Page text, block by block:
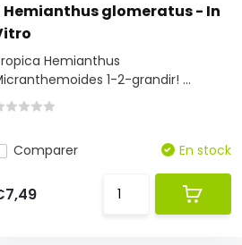
Hemianthus glomeratus - In
Hemianthus
1-2-grandir! ...
Comparer En stock